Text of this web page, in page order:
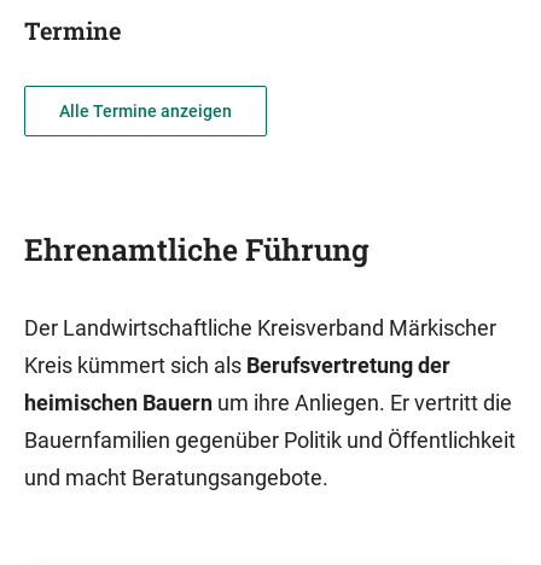
Termine
Alle Termine anzeigen
Ehrenamtliche Führung
Der Landwirtschaftliche Kreisverband Märkischer
Kreis kümmert sich als Berufsvertretung der
heimischen Bauern um ihre Anliegen. Er vertritt die
Bauernfamilien gegenüber Politik und Öffentlichkeit
und macht Beratungsangebote.